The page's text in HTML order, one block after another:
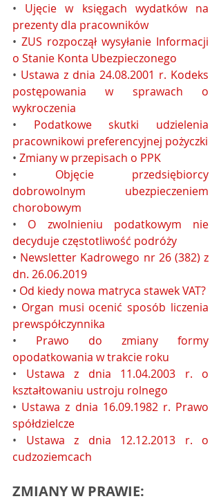
• Ujęcie w księgach wydatków na
prezenty dla pracowników
• ZUS rozpoczął wysyłanie Informacji
o Stanie Konta Ubezpieczonego
• Ustawa z dnia 24.08.2001 r. Kodeks
postępowania w sprawach o
wykroczenia
• Podatkowe skutki udzielenia
pracownikowi preferencyjnej pożyczki
• Zmiany w przepisach o PPK
• Objęcie przedsiębiorcy
dobrowolnym ubezpieczeniem
chorobowym
• O zwolnieniu podatkowym nie
decyduje częstotliwość podróży
• Newsletter Kadrowego nr 26 (382) z
dn. 26.06.2019
• Od kiedy nowa matryca stawek VAT?
• Organ musi ocenić sposób liczenia
prewspółczynnika
• Prawo do zmiany formy
opodatkowania w trakcie roku
• Ustawa z dnia 11.04.2003 r. o
kształtowaniu ustroju rolnego
• Ustawa z dnia 16.09.1982 r. Prawo
spółdzielcze
• Ustawa z dnia 12.12.2013 r. o
cudzoziemcach
ZMIANY W PRAWIE: